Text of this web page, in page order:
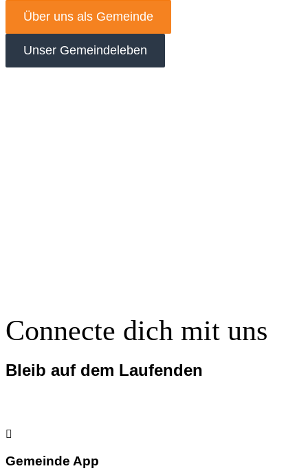
Über uns als Gemeinde
Unser Gemeindeleben
Connecte dich mit uns
Bleib auf dem Laufenden
Gemeinde App